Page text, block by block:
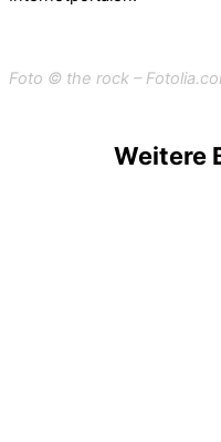
Foto © the rock –
Weitere